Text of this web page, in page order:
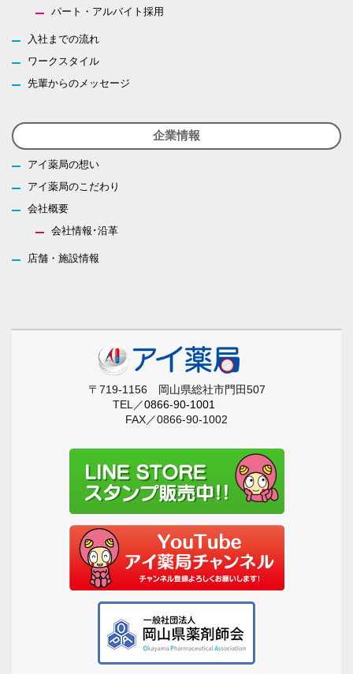
パート・アルバイト採用
入社までの流れ
ワークスタイル
先輩からのメッセージ
企業情報
アイ薬局の想い
アイ薬局のこだわり
会社概要
会社情報･沿革
店舗・施設情報
〒719-1156 岡山県総社市門田507
TEL／0866-90-1001
FAX／0866-90-1002